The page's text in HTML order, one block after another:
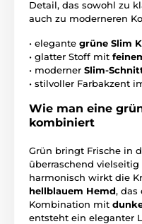
Detail, das sowohl zu
auch zu moderneren
• elegante grüne Slim
• glatter Stoff mit
• moderner Slim-
• stilvoller Farbakzent
Wie man eine
kombiniert
Grün bringt Frische in
überraschend
harmonisch wirkt die
hellblauem Hemd, das
Kombination mit
entsteht ein eleganter